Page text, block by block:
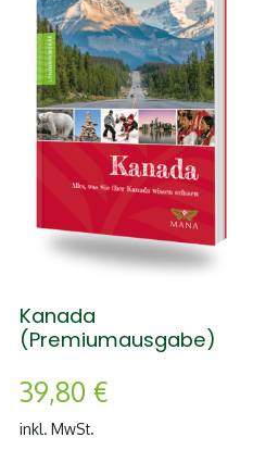
Kanada
(Premiumausgabe)
39,80 €
inkl. MwSt.